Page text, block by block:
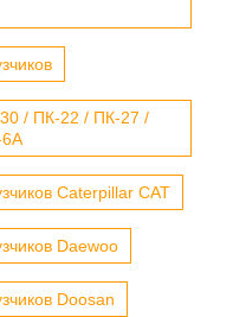
30 / ПК-22 / ПК-27 /
Caterpillar CAT
Daewoo
Doosan